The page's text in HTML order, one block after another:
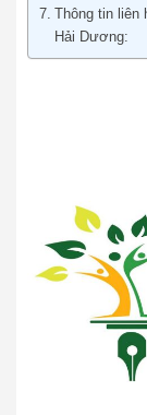
Thông tin liên
Hải Dương: